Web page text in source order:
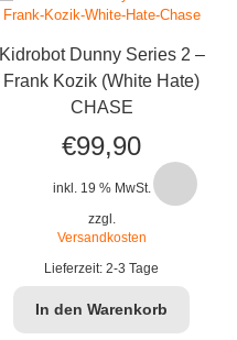
Kidrobot Dunny Series 2 –
Frank Kozik (White Hate)
CHASE
€99,90
inkl. 19 % MwSt.
zzgl.
Versandkosten
Lieferzeit:2-3 Tage
In den Warenkorb